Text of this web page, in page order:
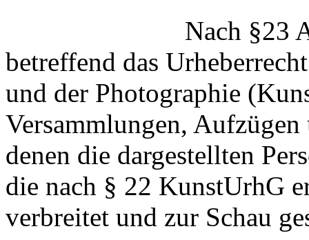
Nach §23
betreffend das
und der Photographie
Versammlungen,
denen die dargestellten
die nach § 22 KunstUrhG
verbreitet und zur Schau